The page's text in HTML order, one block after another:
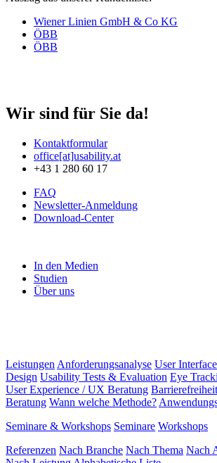
Wiener Linien GmbH & Co KG
ÖBB
ÖBB
Wir sind für Sie da!
Kontaktformular
office[at]usability.at
+43 1 280 60 17
FAQ
Newsletter-Anmeldung
Download-Center
In den Medien
Studien
Über uns
Leistungen Anforderungsanalyse User
Design Usability Tests & Evaluation Eye
User Experience / UX Beratung
Beratung Wann welche Methode?
Seminare & Workshops Seminare Workshops
Referenzen Nach Branche Nach Thema Nach